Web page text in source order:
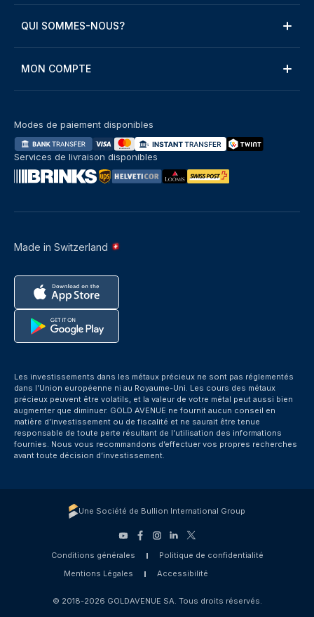
QUI SOMMES-NOUS?
MON COMPTE
Made in Switzerland
Modes de paiement disponibles
Services de livraison disponibles
Les investissements dans les métaux précieux ne sont pas réglementés
dans l’Union européenne ni au Royaume-Uni. Les cours des métaux
précieux peuvent être volatils, et la valeur de votre métal peut aussi bien
augmenter que diminuer. GOLD AVENUE ne fournit aucun conseil en
matière d’investissement ou de fiscalité et ne saurait être tenue
responsable de toute perte résultant de l’utilisation des informations
fournies. Nous vous recommandons d’effectuer vos propres recherches
avant toute décision d’investissement.
Une Société de Bullion International Group
Conditions générales
Politique de confidentialité
Mentions Légales
Accessibilité
© 2018-2026 GOLDAVENUE SA. Tous droits réservés.